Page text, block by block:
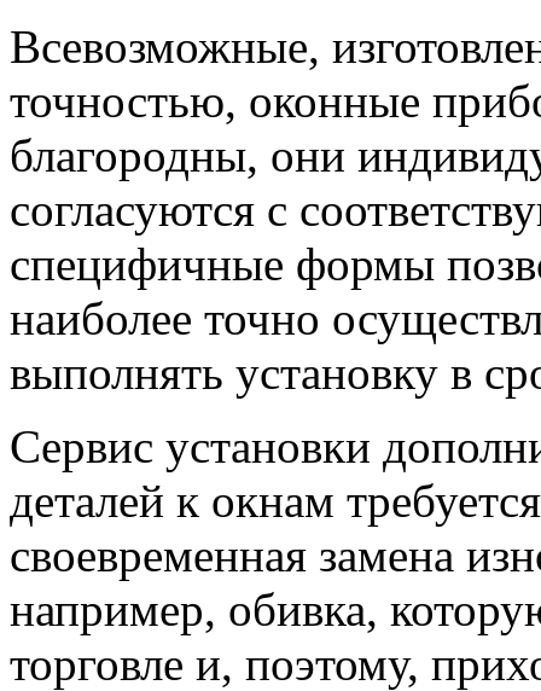
Всевозможные,
точностью, оконные
благородны, они
согласуются с
специфичные формы
наиболее точно
выполнять установку в
Сервис установки
деталей к окнам
своевременная замена
например, обивка,
торговле и, поэтому,